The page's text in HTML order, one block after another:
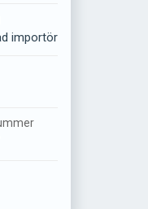
importör